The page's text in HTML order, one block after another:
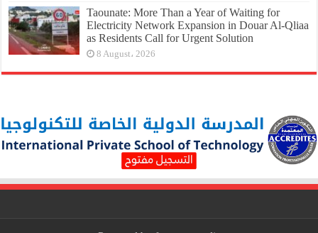
Taounate: More Than a Year of Waiting for
Electricity Network Expansion in Douar Al-Qliaa
as Residents Call for Urgent Solution
8 August، 2026